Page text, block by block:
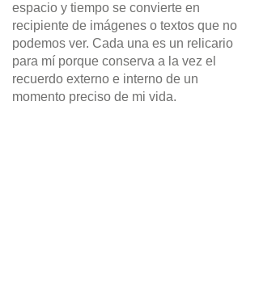
espacio y tiempo se convierte en
recipiente de imágenes o textos que no
podemos ver. Cada una es un relicario
para mí porque conserva a la vez el
recuerdo externo e interno de un
momento preciso de mi vida.